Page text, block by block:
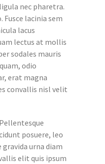
nec pharetra.
Fusce lacinia sem
lacus
lectus at mollis
sodales mauris
odio
erat magna
convallis nisl velit
posuere, leo
urna diam
elit quis ipsum